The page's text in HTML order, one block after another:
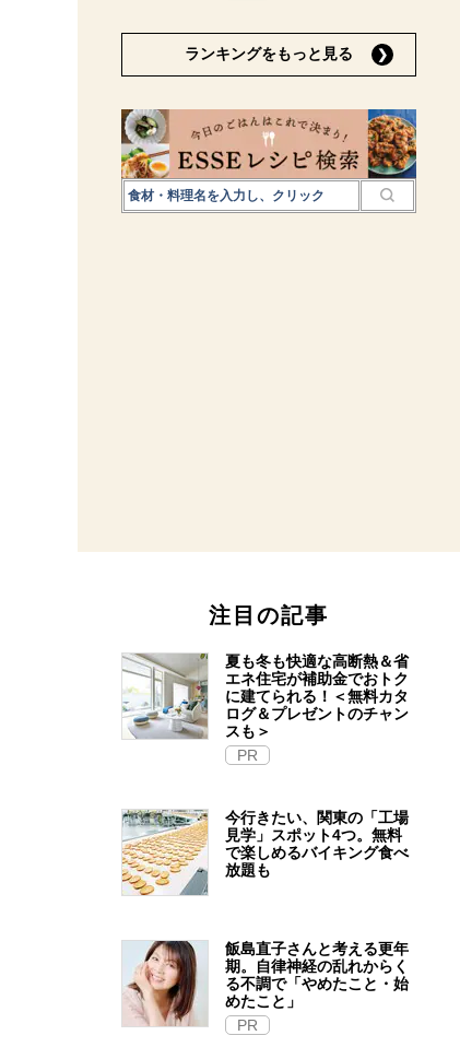
ランキングをもっと見る
注目の記事
夏も冬も快適な高断熱＆省
エネ住宅が補助金でおトク
に建てられる！＜無料カタ
ログ＆プレゼントのチャン
スも＞
PR
今行きたい、関東の「工場
見学」スポット4つ。無料
で楽しめるバイキング食べ
放題も
飯島直子さんと考える更年
期。自律神経の乱れからく
る不調で「やめたこと・始
めたこと」
PR